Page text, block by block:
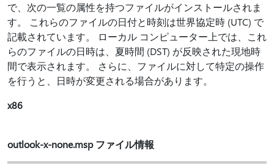
で、次の一覧の属性を持つファイルがインストールされま
す。 これらのファイルの日付と時刻は世界協定時 (UTC) で
記載されています。 ローカル コンピューター上では、これ
らのファイルの日時は、夏時間 (DST) が反映された現地時
間で表示されます。 さらに、ファイルに対して特定の操作
を行うと、日時が変更される場合があります。
x86
outlook-x-none.msp ファイル情報